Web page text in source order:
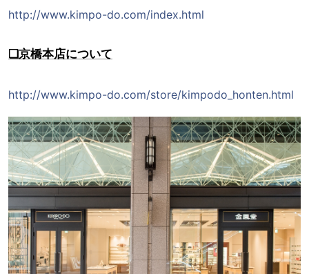
http://www.kimpo-do.com/index.html
❑京橋本店について
http://www.kimpo-do.com/store/kimpodo_honten.html